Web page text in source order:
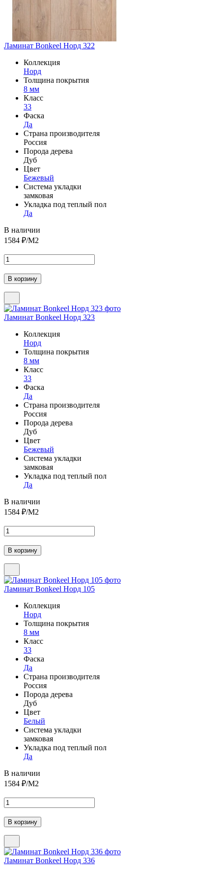
Ламинат Bonkeel Норд 322
Коллекция
Норд
Толщина покрытия
8 мм
Класс
33
Фаска
Да
Страна производителя
Россия
Порода дерева
Дуб
Цвет
Бежевый
Система укладки
замковая
Укладка под теплый пол
Да
В наличии
1584 ₽/М2
Ламинат Bonkeel Норд 323
Коллекция
Норд
Толщина покрытия
8 мм
Класс
33
Фаска
Да
Страна производителя
Россия
Порода дерева
Дуб
Цвет
Бежевый
Система укладки
замковая
Укладка под теплый пол
Да
В наличии
1584 ₽/М2
Ламинат Bonkeel Норд 105
Коллекция
Норд
Толщина покрытия
8 мм
Класс
33
Фаска
Да
Страна производителя
Россия
Порода дерева
Дуб
Цвет
Белый
Система укладки
замковая
Укладка под теплый пол
Да
В наличии
1584 ₽/М2
Ламинат Bonkeel Норд 336